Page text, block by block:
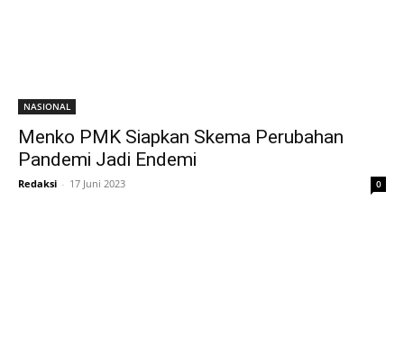
NASIONAL
Menko PMK Siapkan Skema Perubahan
Pandemi Jadi Endemi
Redaksi - 17 Juni 2023 0